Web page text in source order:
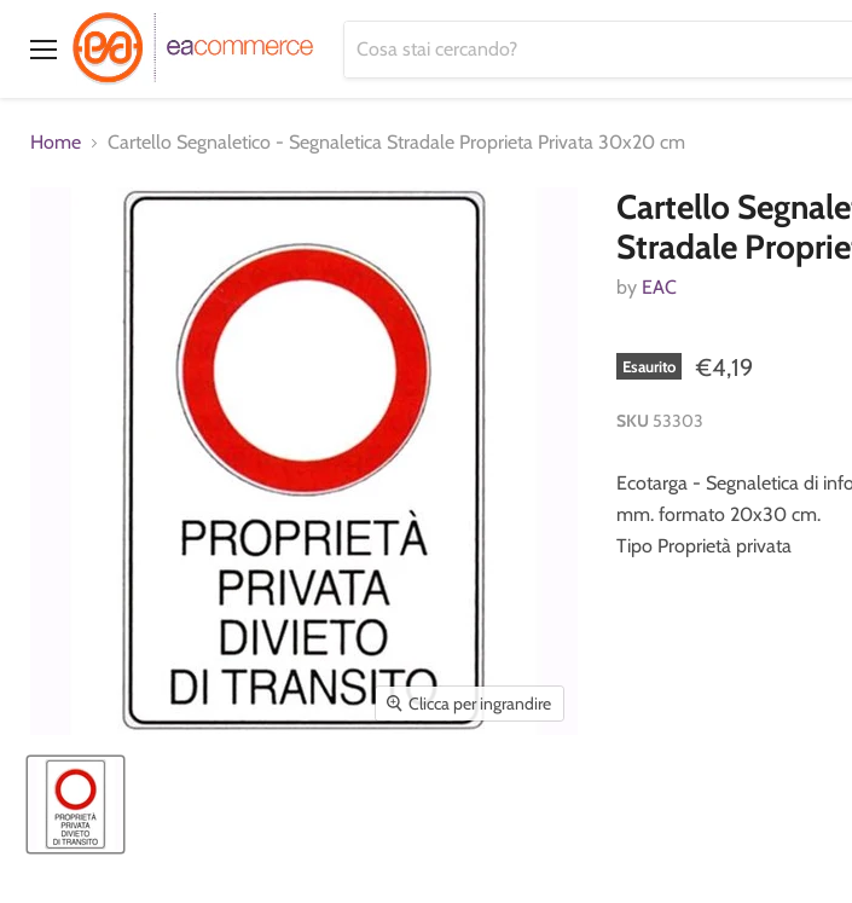
Menu
Home Cartello Segnaletico - Segnaletica Stradale Proprieta Privata 30x20 cm
Clicca per ingrandire
Cartello
Stradale
by EAC
Esaurito €4,19
SKU 53303
Ecotarga - Segnaletica di
mm. formato 20x30 cm.
Tipo Proprietà privata